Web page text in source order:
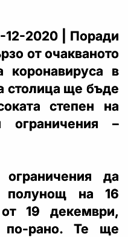
12-2020 | Поради
от очакваното
коронавируса в
столица ще бъде
степен на
ограничения –
да
полунощ на 16
19 декември,
по-рано. Те ще